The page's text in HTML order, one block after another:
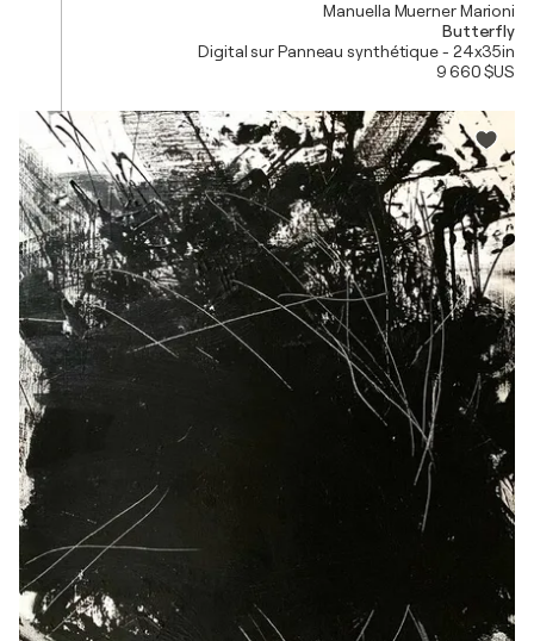
Manuella Muerner Marioni
Butterfly
Digital sur Panneau synthétique - 24x35in
9 660 $US